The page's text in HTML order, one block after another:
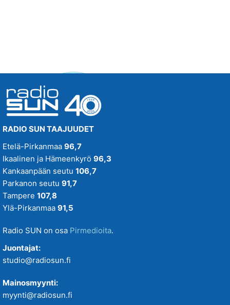
RADIO SUN TAAJUUDET
Etelä-Pirkanmaa 96,7
Ikaalinen ja Hämeenkyrö 96,3
Kankaanpään seutu 106,7
Parkanon seutu 91,7
Tampere 107,8
Ylä-Pirkanmaa 91,5
Radio SUN on osa Pirmedioita.
Juontajat:
studio@radiosun.fi
Mainosmyynti:
myynti@radiosun.fi